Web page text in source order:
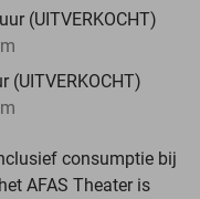
(UITVERKOCHT)
(UITVERKOCHT)
consumptie bij
AFAS Theater is